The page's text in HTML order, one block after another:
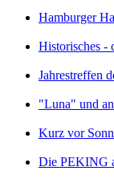
Hamburger
Historisches -
Jahrestreffen
"Luna" und
Kurz vor
Die PEKING